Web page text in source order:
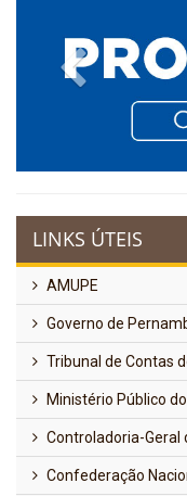
Previous
LINKS ÚTEIS
AMUPE
Governo de
Tribunal de Contas
Ministério Público
Controladoria-Geral
Confederação